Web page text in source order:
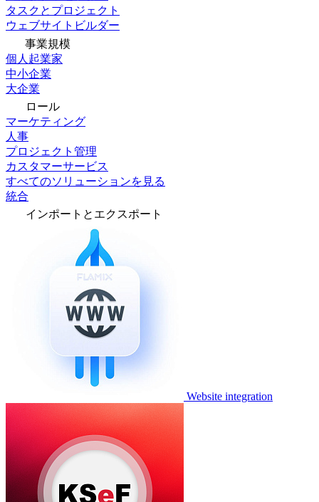
タスクとプロジェクト
ウェブサイトビルダー
事業規模
個人起業家
中小企業
大企業
ロール
マーケティング
人事
プロジェクト管理
カスタマーサービス
すべてのソリューションを見る
統合
インポートとエクスポート
Website integration